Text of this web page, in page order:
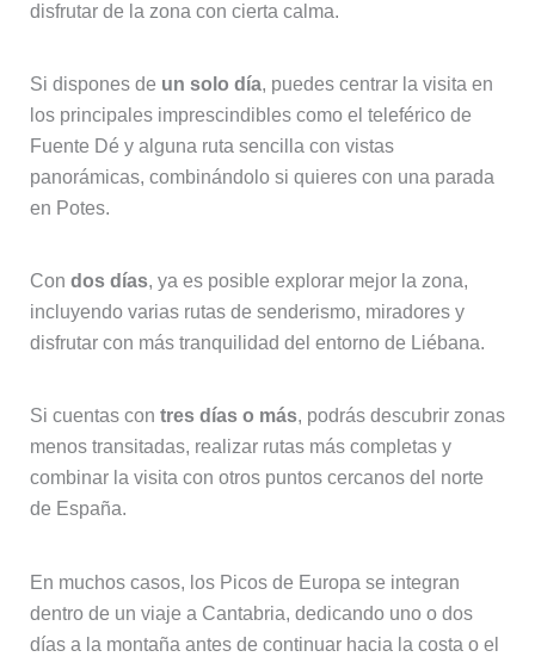
disfrutar de la zona con cierta calma.
Si dispones de un solo día, puedes centrar la visita en
los principales imprescindibles como el teleférico de
Fuente Dé y alguna ruta sencilla con vistas
panorámicas, combinándolo si quieres con una parada
en Potes.
Con dos días, ya es posible explorar mejor la zona,
incluyendo varias rutas de senderismo, miradores y
disfrutar con más tranquilidad del entorno de Liébana.
Si cuentas con tres días o más, podrás descubrir zonas
menos transitadas, realizar rutas más completas y
combinar la visita con otros puntos cercanos del norte
de España.
En muchos casos, los Picos de Europa se integran
dentro de un viaje a Cantabria, dedicando uno o dos
días a la montaña antes de continuar hacia la costa o el